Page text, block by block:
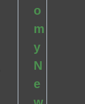
o
m
y
N
e